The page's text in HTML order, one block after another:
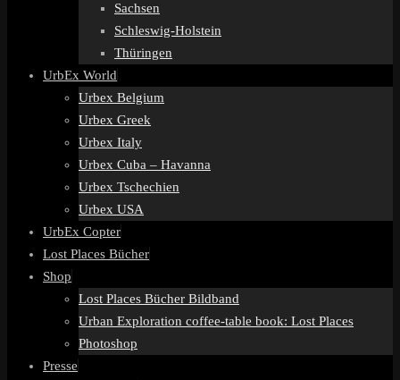
Sachsen
Schleswig-Holstein
Thüringen
UrbEx World
Urbex Belgium
Urbex Greek
Urbex Italy
Urbex Cuba – Havanna
Urbex Tschechien
Urbex USA
UrbEx Copter
Lost Places Bücher
Shop
Lost Places Bücher Bildband
Urban Exploration coffee-table book: Lost Places
Photoshop
Presse